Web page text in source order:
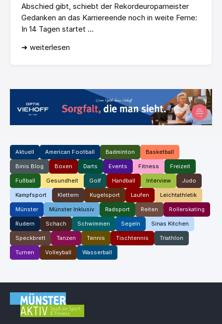
Abschied gibt, schiebt der Rekordeuropameister
Gedanken an das Karriereende noch in weite Ferne:
In 14 Tagen startet ...
➜ weiterlesen
Aktuell American Football Badminton Basketball
Binis Blog Boxen Darts Events Fitness Freizeit
Fußball Gesundheit Golf Handball Interview Judo
Kampfsport Klettern Kugelsport Laufen Leichtathletik
Münster Münster Inklusiv Radsport Reiten Rollerskating
Rudern Schach Schwimmen Segeln Sinas Kitchen
Speckbrett Tanzen Tennis Tischtennis Triathlon
Turnen Volleyball Wasserball